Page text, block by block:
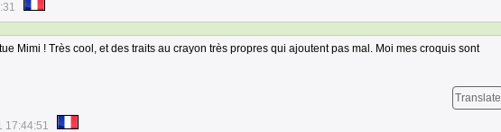
Mimi ! Très cool, et des traits au crayon très propres qui ajoutent pas mal. Moi mes croquis sont
Translate
17:44:51